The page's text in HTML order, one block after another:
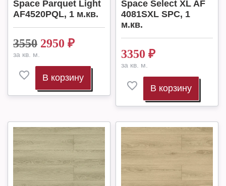
Space Parquet Light
AF4520PQL, 1 м.кв.
3550 2950 ₽
за кв. м.
В корзину
Space Select XL AF
4081SXL SPC, 1
м.кв.
3350 ₽
за кв. м.
В корзину